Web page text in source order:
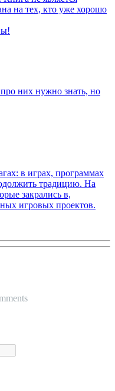
на тех, кто уже хорошо
них нужно знать, но
в играх, программах
традицию. На
закрались в,
игровых проектов.